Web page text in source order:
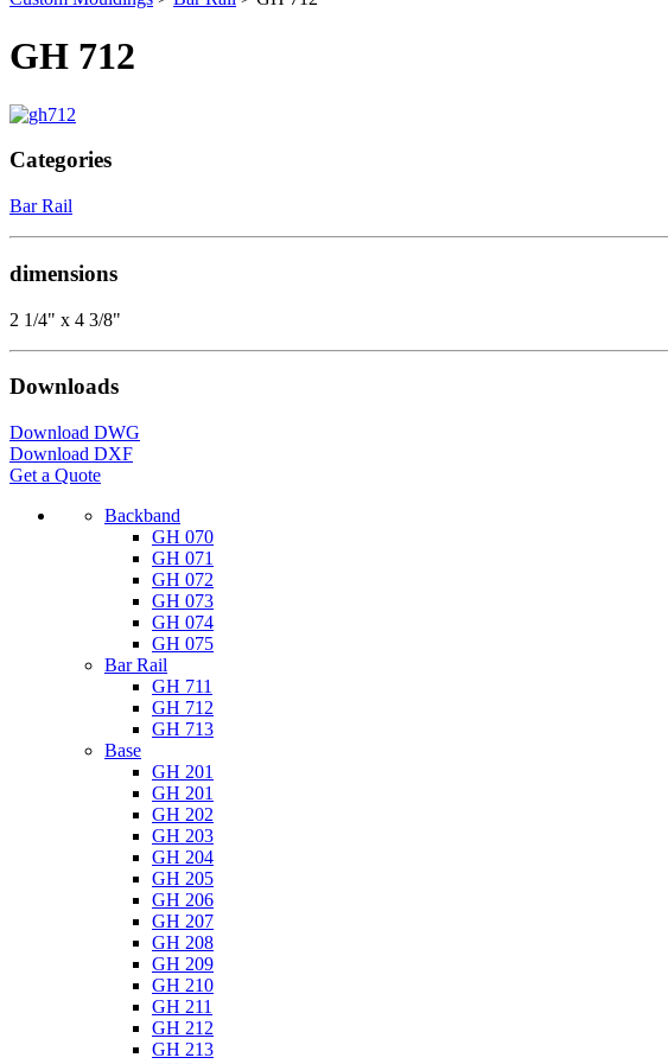
GH 712
Categories
Bar Rail
dimensions
2 1/4" x 4 3/8"
Downloads
Download DWG
Download DXF
Get a Quote
Backband
GH 070
GH 071
GH 072
GH 073
GH 074
GH 075
Bar Rail
GH 711
GH 712
GH 713
Base
GH 201
GH 201
GH 202
GH 203
GH 204
GH 205
GH 206
GH 207
GH 208
GH 209
GH 210
GH 211
GH 212
GH 213